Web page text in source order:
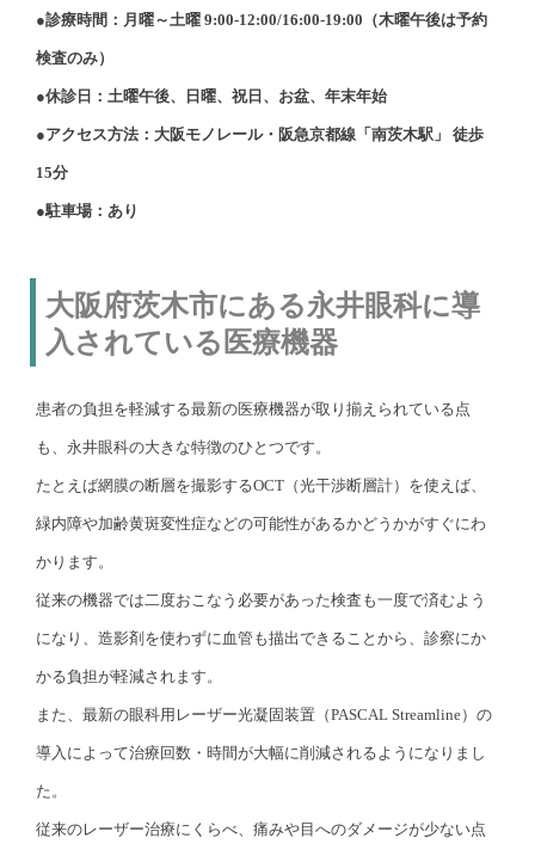
●診療時間：月曜～土曜 9:00-12:00/16:00-19:00（木曜午後は予約
検査のみ）
●休診日：土曜午後、日曜、祝日、お盆、年末年始
●アクセス方法：大阪モノレール・阪急京都線「南茨木駅」 徒歩
15分
●駐車場：あり
大阪府茨木市にある永井眼科に導
入されている医療機器
患者の負担を軽減する最新の医療機器が取り揃えられている点
も、永井眼科の大きな特徴のひとつです。
たとえば網膜の断層を撮影するOCT（光干渉断層計）を使えば、
緑内障や加齢黄斑変性症などの可能性があるかどうかがすぐにわ
かります。
従来の機器では二度おこなう必要があった検査も一度で済むよう
になり、造影剤を使わずに血管も描出できることから、診察にか
かる負担が軽減されます。
また、最新の眼科用レーザー光凝固装置（PASCAL Streamline）の
導入によって治療回数・時間が大幅に削減されるようになりまし
た。
従来のレーザー治療にくらべ、痛みや目へのダメージが少ない点